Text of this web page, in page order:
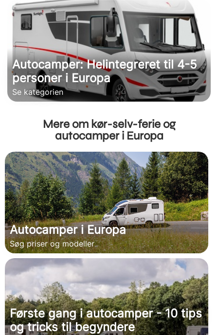
Autocamper: Helintegreret til 4-5
personer i Europa
Se kategorien
Mere om kør-selv-ferie og
autocamper i Europa
Autocamper i Europa
Søg priser og modeller
Første gang i autocamper - 10 tips
og tricks til begyndere